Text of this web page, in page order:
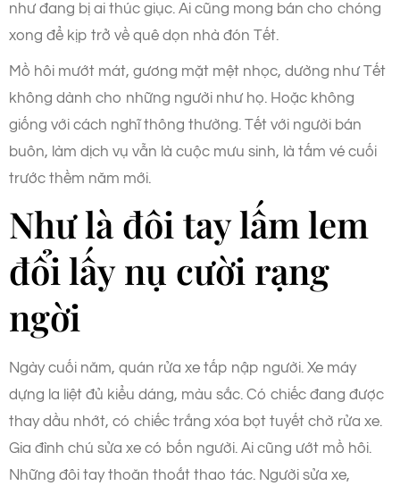
như đang bị ai thúc giục. Ai cũng mong bán cho chóng
xong để kịp trở về quê dọn nhà đón Tết.
Mồ hôi mướt mát, gương mặt mệt nhọc, dường như Tết
không dành cho những người như họ. Hoặc không
giống với cách nghĩ thông thường. Tết với người bán
buôn, làm dịch vụ vẫn là cuộc mưu sinh, là tấm vé cuối
trước thềm năm mới.
Như là đôi tay lấm lem
đổi lấy nụ cười rạng
ngời
Ngày cuối năm, quán rửa xe tấp nập người. Xe máy
dựng la liệt đủ kiểu dáng, màu sắc. Có chiếc đang được
thay dầu nhớt, có chiếc trắng xóa bọt tuyết chờ rửa xe.
Gia đình chú sửa xe có bốn người. Ai cũng ướt mồ hôi.
Những đôi tay thoăn thoắt thao tác. Người sửa xe,